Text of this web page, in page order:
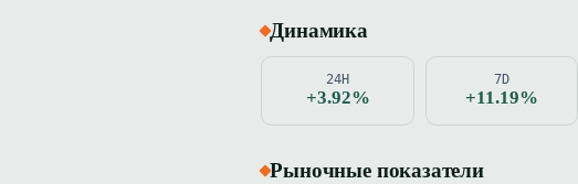
Динамика
24H
+3.92%
7D
+11.19%
Рыночные показатели